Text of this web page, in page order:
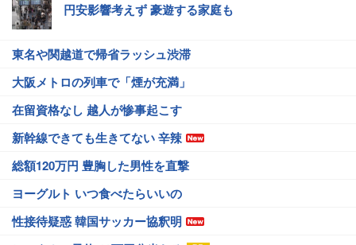
円安影響考えず 豪遊する家庭も
東名や関越道で帰省ラッシュ渋滞
大阪メトロの列車で「煙が充満」
在留資格なし 越人が惨事起こす
新幹線できても生きてない 辛辣
総額120万円 豊胸した男性を直撃
ヨーグルト いつ食べたらいいの
性接待疑惑 韓国サッカー協釈明